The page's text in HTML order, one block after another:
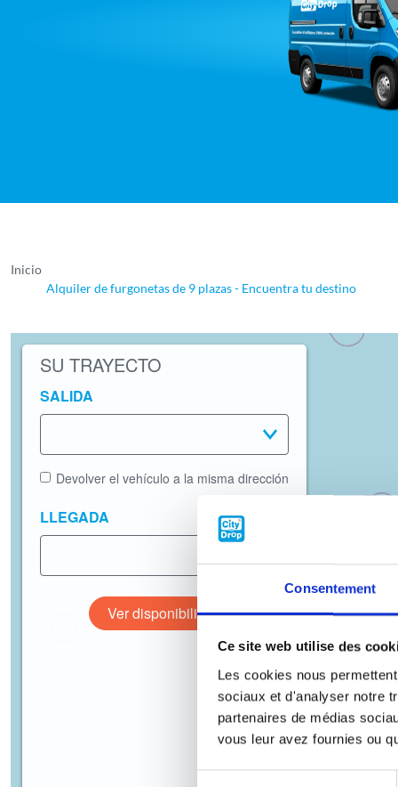
Consentement
Ce site web utilise des
Les cookies nous
sociaux et d'analyser notre
partenaires de médias
vous leur avez fournies ou
Inicio
Alquiler de furgonetas de 9 plazas - Encuentra tu destino
SU TRAYECTO
SALIDA
Devolver el vehículo a la misma dirección
LLEGADA
Ver disponibilidad